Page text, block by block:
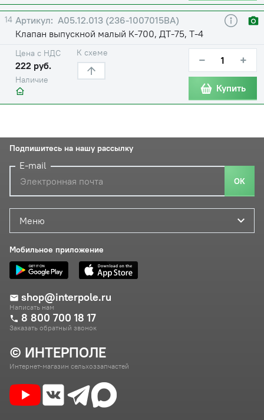
14
А05.12.013 (236-1007015ВА)
Клапан выпускной малый К-700, ДТ-75, Т-4
Наличие
Цена с НДС
222 руб.
К схеме − +
Купить
© ИНТЕРПОЛЕ
Интернет-магазин сельхоззапчастей
Меню
Мобильное приложение
shop@interpole.ru
Написать нам
8 800 700 18 17
Заказать обратный звонок
Подпишитесь на нашу рассылку
E-mail
ОК